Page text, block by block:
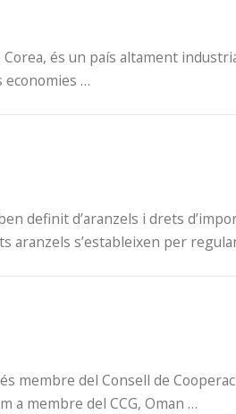
Corea, és un país altament
economies …
definit d’aranzels i drets
aranzels s’estableixen per
membre del Consell de
a membre del CCG, Oman …